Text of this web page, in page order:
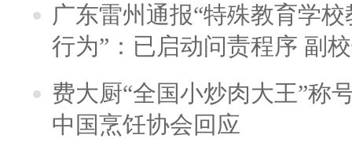
广东雷州通报“特殊教育学
行为”：已启动问责程序 副
费大厨“全国小炒肉大王”称
中国烹饪协会回应